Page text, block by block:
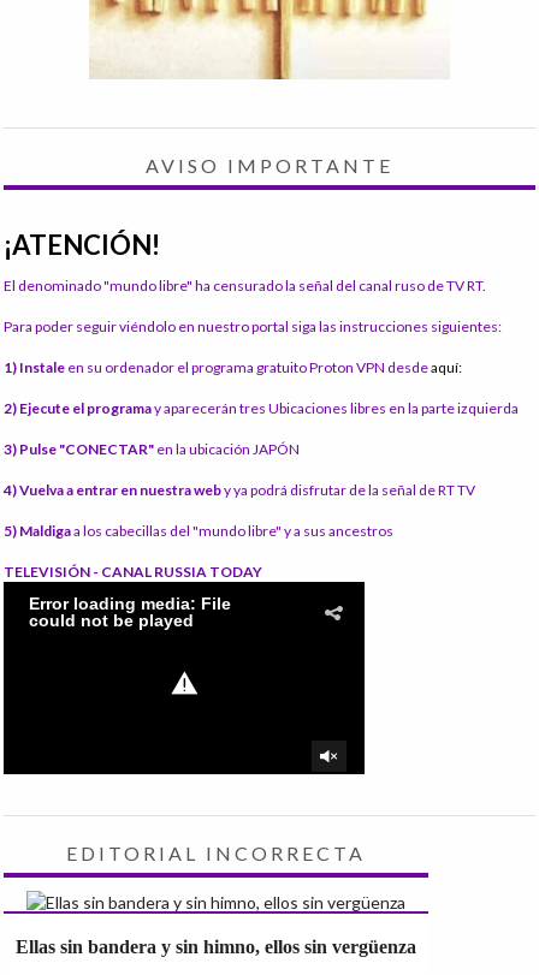
AVISO IMPORTANTE
¡ATENCIÓN!
El denominado "mundo libre" ha censurado la señal del canal ruso de TV RT.
Para poder seguir viéndolo en nuestro portal siga las instrucciones siguientes:
1) Instale en su ordenador el programa gratuito Proton VPN desdeaquí:
2) Ejecute el programay aparecerán tres Ubicaciones libres en la parte izquierda
3) Pulse "CONECTAR" en la ubicación JAPÓN
4) Vuelva a entrar en nuestra weby ya podrá disfrutar de la señal de RT TV
5) Maldigaa los cabecillas del "mundo libre" y a sus ancestros
TELEVISIÓN - CANAL RUSSIA TODAY
EDITORIAL INCORRECTA
Ellas sin bandera y sin himno, ellos sin vergüenza